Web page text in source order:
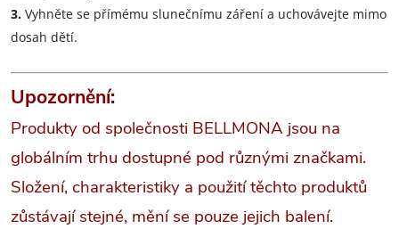
3. Vyhněte se přímému slunečnímu záření a uchovávejte mimo
dosah dětí.
Upozornění:
Produkty od společnosti BELLMONA jsou na
globálním trhu dostupné pod různými značkami.
Složení, charakteristiky a použití těchto produktů
zůstávají stejné, mění se pouze jejich balení.